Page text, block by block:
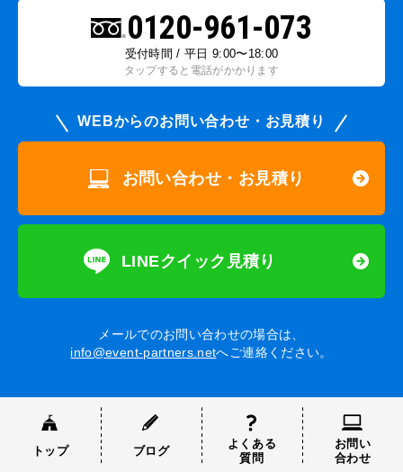
0120-961-073
受付時間 / 平日 9:00〜18:00
タップすると電話がかかります
WEBからのお問い合わせ・お見積り
お問い合わせ・お見積り
LINEクイック見積り
メールでのお問い合わせの場合は、
info@event-partners.netへご連絡ください。
トップ ブログ
よくある
質問
お問い
合わせ